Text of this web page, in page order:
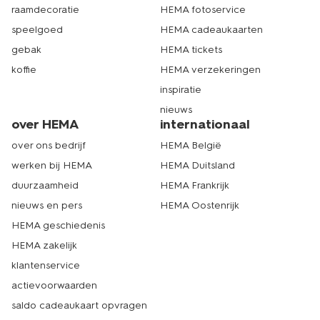
raamdecoratie
speelgoed
gebak
koffie
HEMA fotoservice
HEMA cadeaukaarten
HEMA tickets
HEMA verzekeringen
inspiratie
nieuws
over HEMA
over ons bedrijf
werken bij HEMA
duurzaamheid
nieuws en pers
HEMA geschiedenis
HEMA zakelijk
klantenservice
actievoorwaarden
saldo cadeaukaart opvragen
internationaal
HEMA België
HEMA Duitsland
HEMA Frankrijk
HEMA Oostenrijk